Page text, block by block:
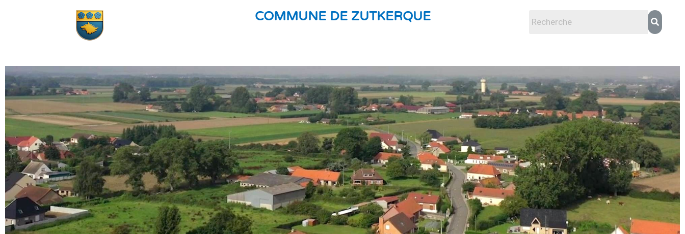
COMMUNE DE ZUTKERQUE